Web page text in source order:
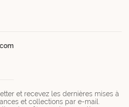
et recevez les dernières mises à
et collections par e-mail.